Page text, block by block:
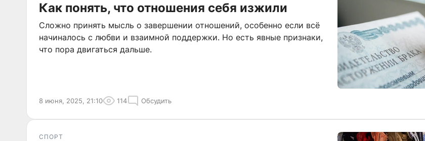
Как понять, что отношения себя изжили
Сложно принять мысль о завершении отношений, особенно если всё
начиналось с любви и взаимной поддержки. Но есть явные признаки,
что пора двигаться дальше.
8 июня, 2025, 21:10 114 Обсудить
СПОРТ